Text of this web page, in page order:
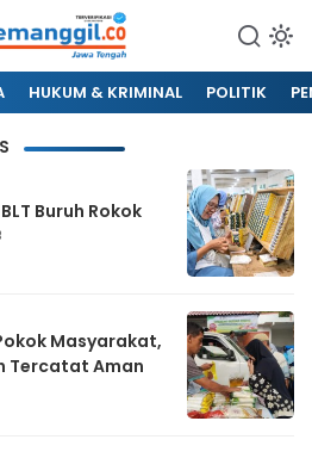
HUKUM & KRIMINAL POLITIK
Buruh Rokok
Masyarakat,
Tercatat Aman